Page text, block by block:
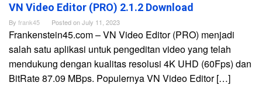
VN Video Editor (PRO) 2.1.2 Download
By frank45 Posted onJuly 11, 2023
Frankenstein45.com – VN Video Editor (PRO) menjadi
salah satu aplikasi untuk pengeditan video yang telah
mendukung dengan kualitas resolusi 4K UHD (60Fps) dan
BitRate 87.09 MBps. Populernya VN Video Editor […]